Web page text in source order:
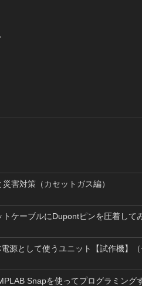
害対策（カセットガス編）
ケーブルにDupontピンを圧着して
源として使うユニット【試作機】（
Snapを使ってプログラミング